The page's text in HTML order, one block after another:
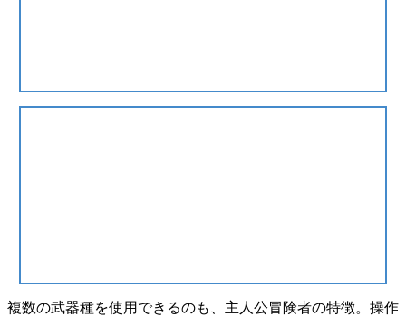
複数の武器種を使用できるのも、主人公冒険者の特徴。操作